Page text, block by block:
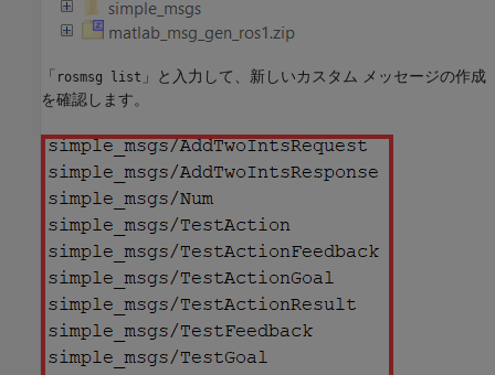
「 rosmsg list 」と入力して、新しいカスタム メッセージの作成
を確認します。